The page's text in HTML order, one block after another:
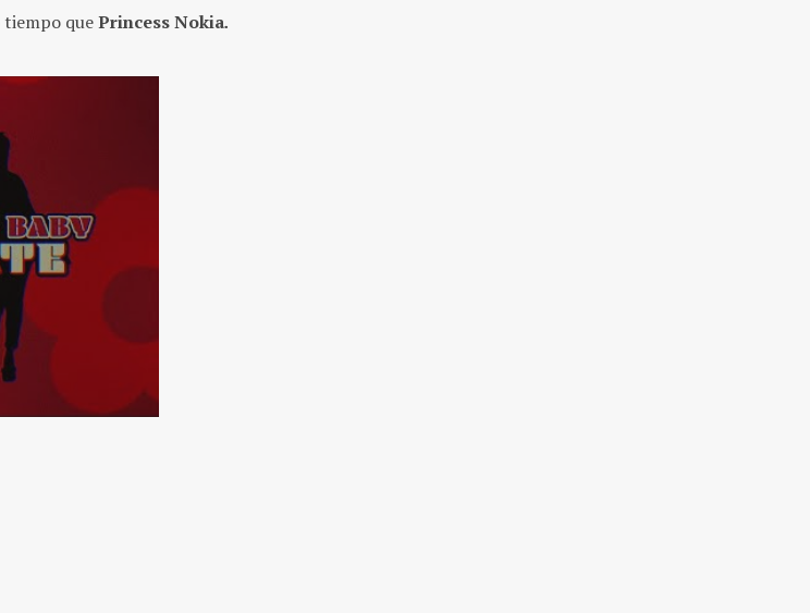
quePrincess Nokia.